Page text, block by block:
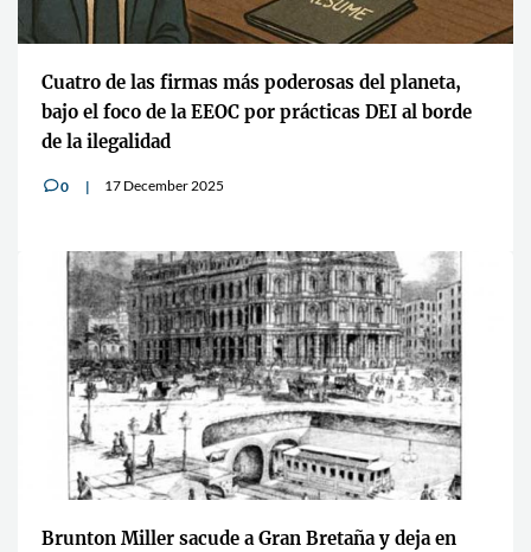
Cuatro de las firmas más poderosas del planeta,
bajo el foco de la EEOC por prácticas DEI al borde
de la ilegalidad
v0 17 December 2025
Brunton Miller sacude a Gran Bretaña y deja en